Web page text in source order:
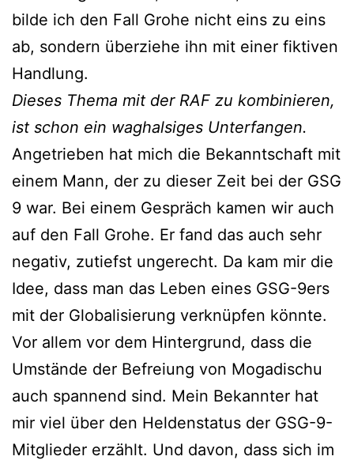
bilde ich den Fall Grohe nicht eins zu eins
ab, sondern überziehe ihn mit einer fiktiven
Handlung.
Dieses Thema mit der RAF zu kombinieren,
ist schon ein waghalsiges Unterfangen.
Angetrieben hat mich die Bekanntschaft mit
einem Mann, der zu dieser Zeit bei der GSG
9 war. Bei einem Gespräch kamen wir auch
auf den Fall Grohe. Er fand das auch sehr
negativ, zutiefst ungerecht. Da kam mir die
Idee, dass man das Leben eines GSG-9ers
mit der Globalisierung verknüpfen könnte.
Vor allem vor dem Hintergrund, dass die
Umstände der Befreiung von Mogadischu
auch spannend sind. Mein Bekannter hat
mir viel über den Heldenstatus der GSG-9-
Mitglieder erzählt. Und davon, dass sich im